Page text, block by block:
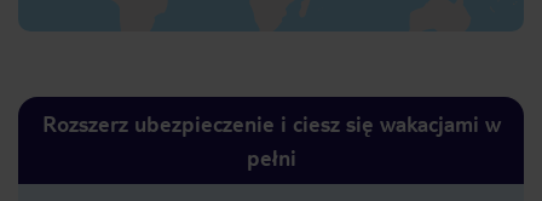
Rozszerz ubezpieczenie i ciesz się wakacjami w
pełni